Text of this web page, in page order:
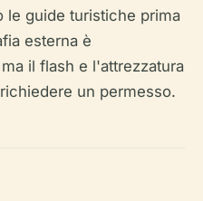
le guide turistiche prima
esterna è
il flash e l'attrezzatura
un permesso.